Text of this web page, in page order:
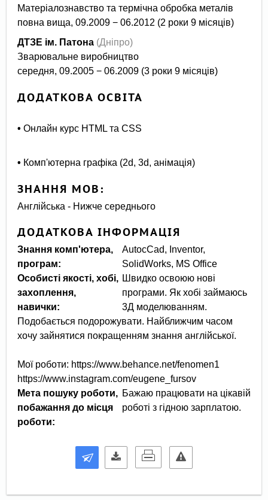
Матеріалознавство та термічна обробка металів
повна вища, 09.2009 − 06.2012 (2 роки 9 місяців)
ДТЗЕ ім. Патона(Дніпро)
Зварювальне виробництво
середня, 09.2005 − 06.2009 (3 роки 9 місяців)
ДОДАТКОВА ОСВІТА
• Онлайн курс HTML та CSS
• Комп'ютерна графіка (2d, 3d, анімація)
ЗНАННЯ МОВ:
Англійська - Нижче середнього
ДОДАТКОВА ІНФОРМАЦІЯ
Знання комп'ютера,
програм:
AutocCad, Inventor,
SolidWorks, MS Office
Особисті якості, хобі,
захоплення,
навички:
Швидко освоюю нові
програми. Як хобі займаюсь
3Д моделюванням.
Подобається подорожувати. Найближчим часом
хочу зайнятися покращенням знання англійської.
Мої роботи: https://www.behance.net/fenomen1
https://www.instagram.com/eugene_fursov
Мета пошуку роботи,
побажання до місця
роботи:
Бажаю працювати на цікавій
роботі з гідною зарплатою.